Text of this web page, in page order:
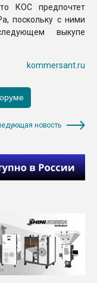
КОС предпочтет
поскольку с ними
выкупе
kommersant.ru
новость